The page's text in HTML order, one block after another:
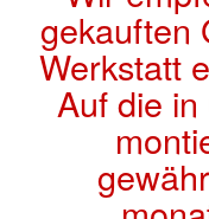
gekauften
Werkstatt
Auf die